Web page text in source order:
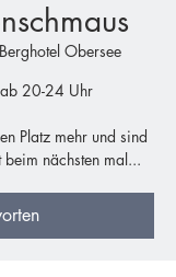
Berghotel Obersee
20-24 Uhr
Platz mehr und sind
nächsten mal...